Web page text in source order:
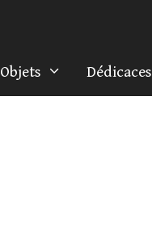
Objets Dédicaces